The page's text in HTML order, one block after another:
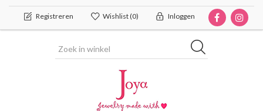
Registreren Wishlist(0) Inloggen